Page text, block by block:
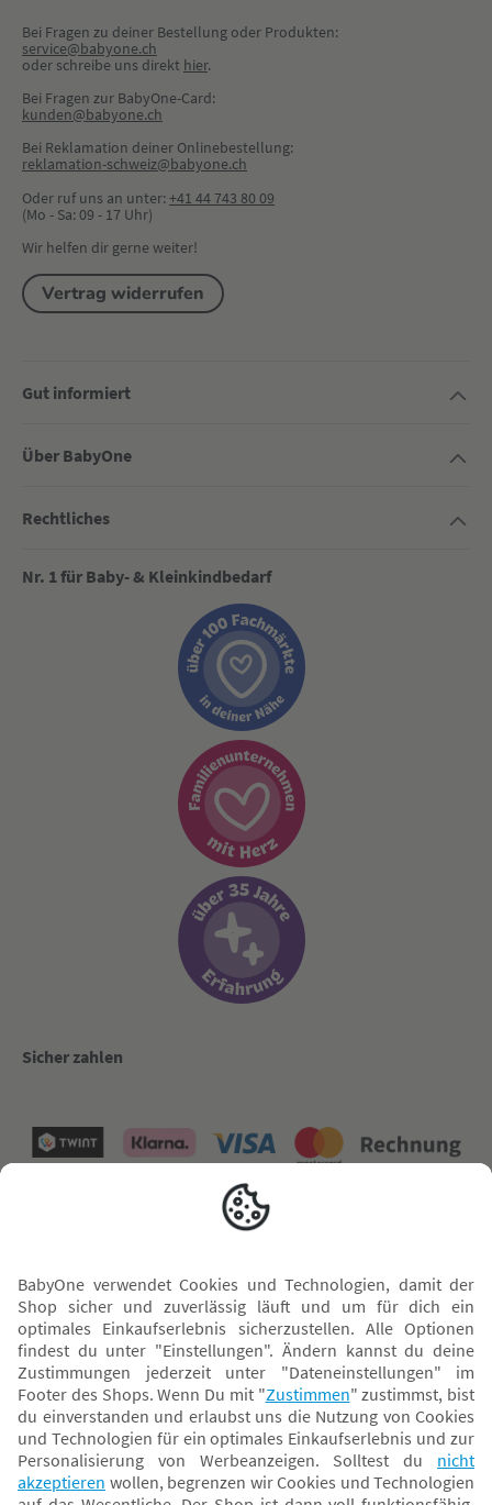
Bei Fragen zu deiner Bestellung oder Produkten:
service@babyone.ch
oder schreibe uns direkt hier.
Bei Fragen zur BabyOne-Card:
kunden@babyone.ch
Bei Reklamation deiner Onlinebestellung:
reklamation-schweiz@babyone.ch
Oder ruf uns an unter:+41 44 743 80 09
(Mo - Sa: 09 - 17 Uhr)
Wir helfen dir gerne weiter!
Vertrag widerrufen
Gut informiert
Über BabyOne
Rechtliches
Nr. 1 für Baby- & Kleinkindbedarf
Sicher zahlen
* Alle Preise inkl. MwSt. und ggf. zzgl.Versandkosten. Der dargestellte Preis gilt -
abhängig von der von dir gewählten Option - im BabyOne-Onlineshop oder bei
Abholung in dem von dir gewählten BabyOne-Franchise-Betrieb. Der für den
Onlineshop geltende Preis stellt bei einem Verkauf durch unsere Franchise-